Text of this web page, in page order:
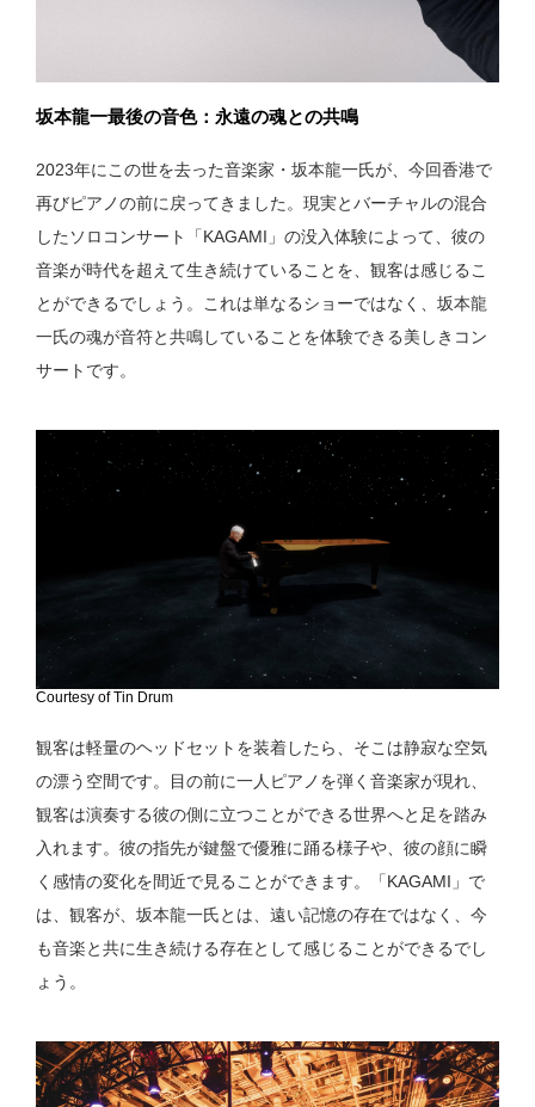
坂本龍一最後の音色：永遠の魂との共鳴
2023年にこの世を去った音楽家・坂本龍一氏が、今回香港で
再びピアノの前に戻ってきました。現実とバーチャルの混合
したソロコンサート「KAGAMI」の没入体験によって、彼の
音楽が時代を超えて生き続けていることを、観客は感じるこ
とができるでしょう。これは単なるショーではなく、坂本龍
一氏の魂が音符と共鳴していることを体験できる美しきコン
サートです。
Courtesy of Tin Drum
観客は軽量のヘッドセットを装着したら、そこは静寂な空気
の漂う空間です。目の前に一人ピアノを弾く音楽家が現れ、
観客は演奏する彼の側に立つことができる世界へと足を踏み
入れます。彼の指先が鍵盤で優雅に踊る様子や、彼の顔に瞬
く感情の変化を間近で見ることができます。「KAGAMI」で
は、観客が、坂本龍一氏とは、遠い記憶の存在ではなく、今
も音楽と共に生き続ける存在として感じることができるでし
ょう。